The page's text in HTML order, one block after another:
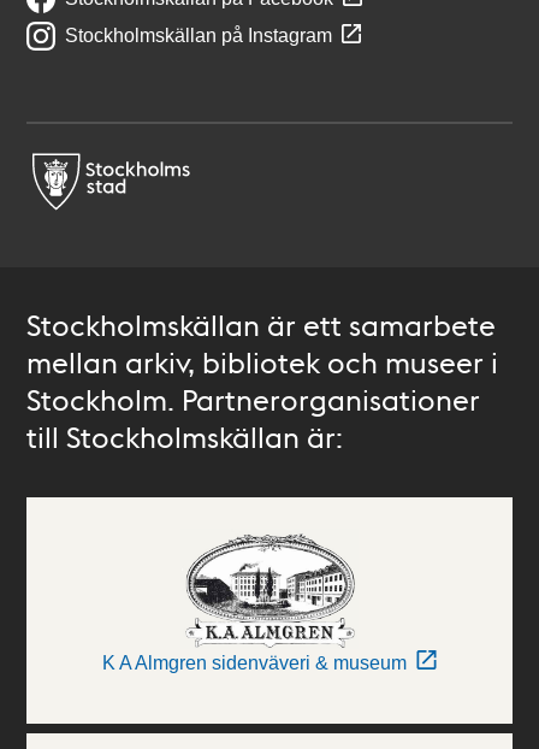
Stockholmskällan på Instagram
Stockholmskällan är ett samarbete
mellan arkiv, bibliotek och museer i
Stockholm. Partnerorganisationer
till Stockholmskällan är:
K A Almgren sidenväveri & museum